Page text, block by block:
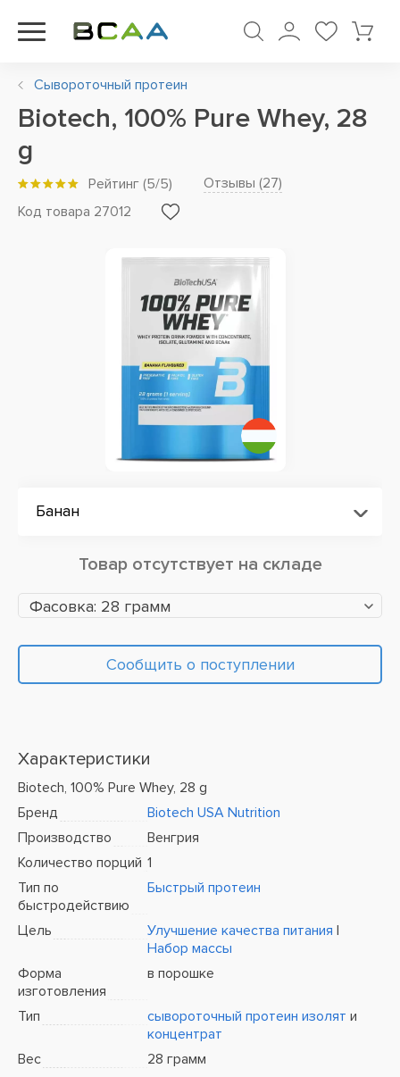
Сывороточный протеин
Biotech, 100% Pure Whey, 28
g
Рейтинг (5/5) Отзывы (27)
Код товара 27012
Банан
Товар отсутствует на складе
Фасовка: 28 грамм
Сообщить о поступлении
Характеристики
Biotech, 100% Pure Whey, 28 g
Бренд
Biotech USA Nutrition
Производство
Венгрия
Количество порций 1
Тип по
быстродействию
Быстрый протеин
Цель Улучшение качества питания |
Набор массы
Форма
изготовления
в порошке
Тип сывороточный протеин изолят и
концентрат
Вес
28 грамм